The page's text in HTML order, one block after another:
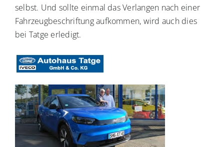
selbst. Und sollte einmal das Verlangen nach einer
Fahrzeugbeschriftung aufkommen, wird auch dies
bei Tatge erledigt.